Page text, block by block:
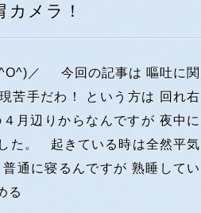
メラ！
／ 今回の記事は 嘔吐に関
苦手だわ！ という方は 回れ右
月辺りからなんですが 夜中に
た。 起きている時は全然平気
通に寝るんですが 熟睡してい
る